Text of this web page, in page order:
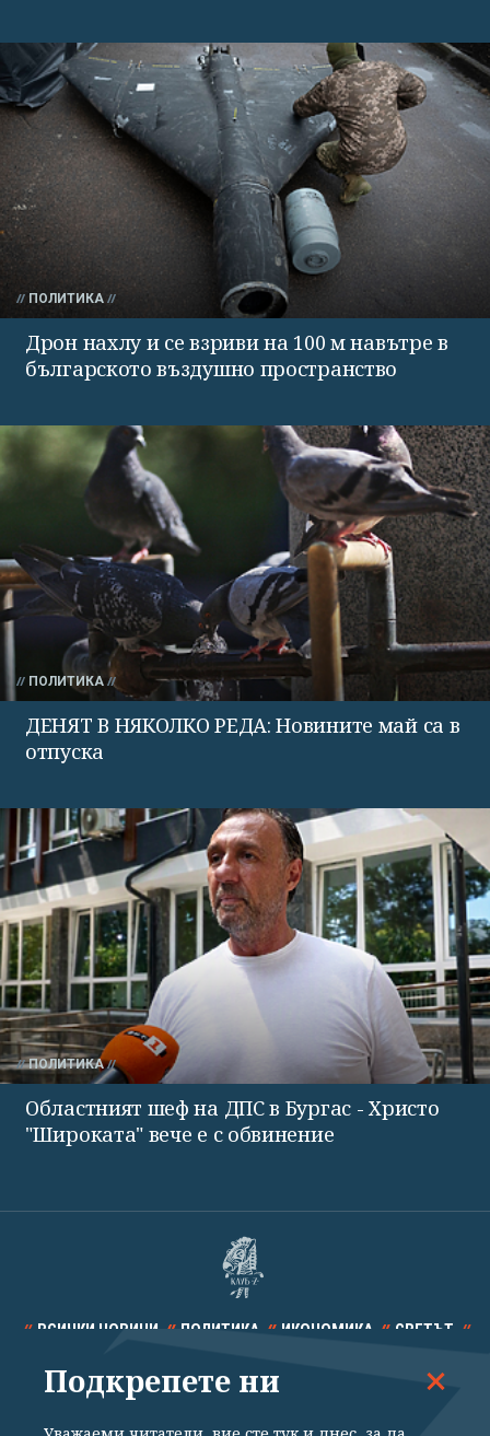
ПОЛИТИКА
Дрон нахлу и се взриви на 100 м навътре в
българското въздушно пространство
ПОЛИТИКА
ДЕНЯТ В НЯКОЛКО РЕДА: Новините май са в
отпуска
ПОЛИТИКА
Областният шеф на ДПС в Бургас - Христо
"Широката" вече е с обвинение
ВСИЧКИ НОВИНИ ПОЛИТИКА ИКОНОМИКА СВЕТЪТ
СПОРТ КУЛТУРА ТЕХНОЛОГИИ КАЛЕЙДОСКОП
Подкрепете ни